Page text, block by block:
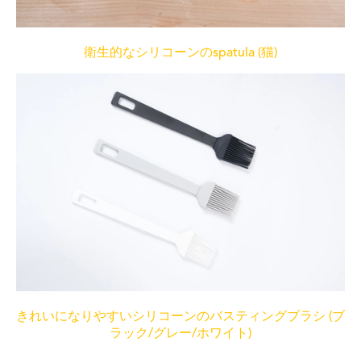
衛生的なシリコーンのspatula (猫)
きれいになりやすいシリコーンのバスティングブラシ (ブ
ラック/グレー/ホワイト)